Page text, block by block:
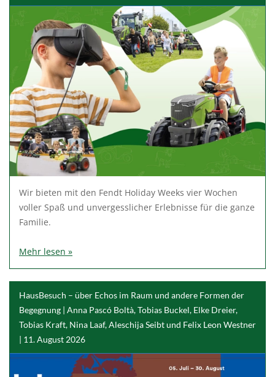
Wir bieten mit den Fendt Holiday Weeks vier Wochen
voller Spaß und unvergesslicher Erlebnisse für die ganze
Familie.
Mehr lesen »
HausBesuch – über Echos im Raum und andere Formen der
Begegnung | Anna Pascó Boltà, Tobias Buckel, Elke Dreier,
Tobias Kraft, Nina Laaf, Aleschija Seibt und Felix Leon Westner
| 11. August 2026